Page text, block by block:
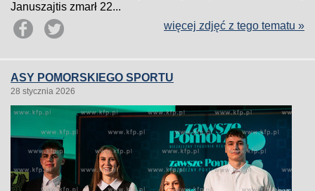
Januszajtis zmarł 22...
więcej zdjęć z tego tematu »
ASY POMORSKIEGO SPORTU
28 stycznia 2026